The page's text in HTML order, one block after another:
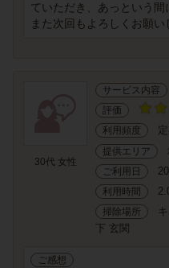
ていただき、あっという間
また次回もよろしくお願い
30代 女性
サービス内容
評価
利用頻度
提供エリア
ご利用日
利用時間
掃除場所
下 玄関
ご感想